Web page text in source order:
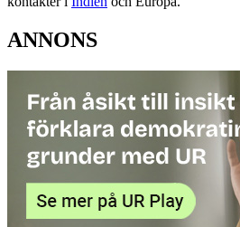
ANNONS